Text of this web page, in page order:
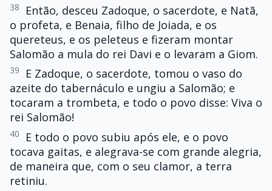
38
Então, desceu Zadoque, o sacerdote, e Natã,
o profeta, e Benaia, filho de Joiada, e os
quereteus, e os peleteus e fizeram montar
Salomão a mula do rei Davi e o levaram a Giom.
39
E Zadoque, o sacerdote, tomou o vaso do
azeite do tabernáculo e ungiu a Salomão; e
tocaram a trombeta, e todo o povo disse: Viva o
rei Salomão!
40
E todo o povo subiu após ele, e o povo
tocava gaitas, e alegrava-se com grande alegria,
de maneira que, com o seu clamor, a terra
retiniu.